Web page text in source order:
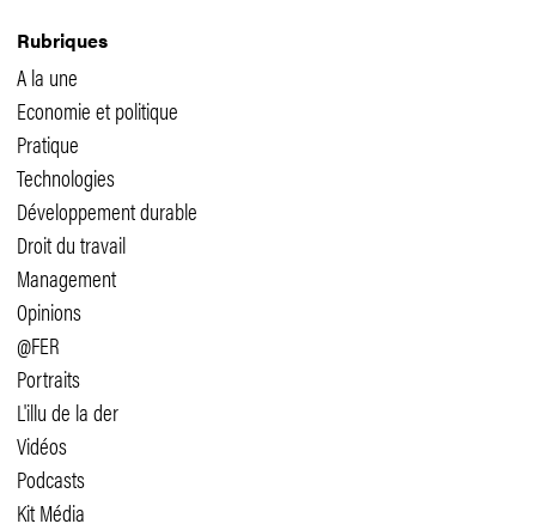
Rubriques
A la une
Economie et politique
Pratique
Technologies
Développement durable
Droit du travail
Management
Opinions
@FER
Portraits
L'illu de la der
Vidéos
Podcasts
Kit Média